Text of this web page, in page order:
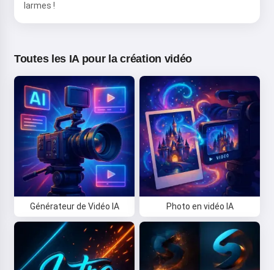
larmes !
Toutes les IA pour la création vidéo
Générateur de Vidéo IA Photo en vidéo IA